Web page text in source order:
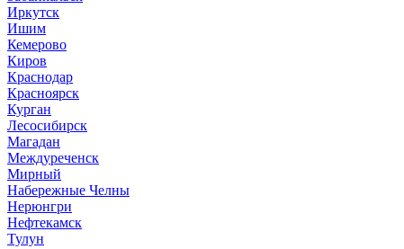
Иркутск
Ишим
Кемерово
Киров
Краснодар
Красноярск
Курган
Лесосибирск
Магадан
Междуреченск
Мирный
Набережные Челны
Нерюнгри
Нефтекамск
Тулун